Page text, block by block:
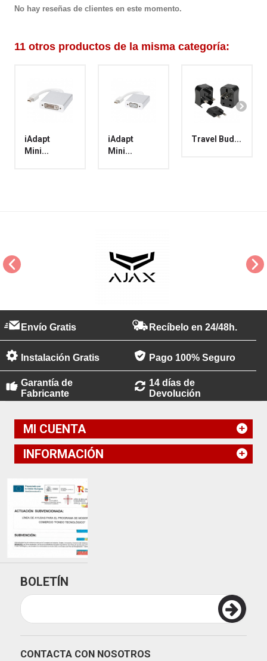
No hay reseñas de clientes en este momento.
11 otros productos de la misma categoría:
iAdapt
Mini...
iAdapt
Mini...
Travel Bud...
Envío Gratis Recíbelo en 24/48h.
Instalación Gratis Pago 100% Seguro
Garantía de
Fabricante
14 días de
Devolución
MI CUENTA
INFORMACIÓN
BOLETÍN
CONTACTA CON NOSOTROS